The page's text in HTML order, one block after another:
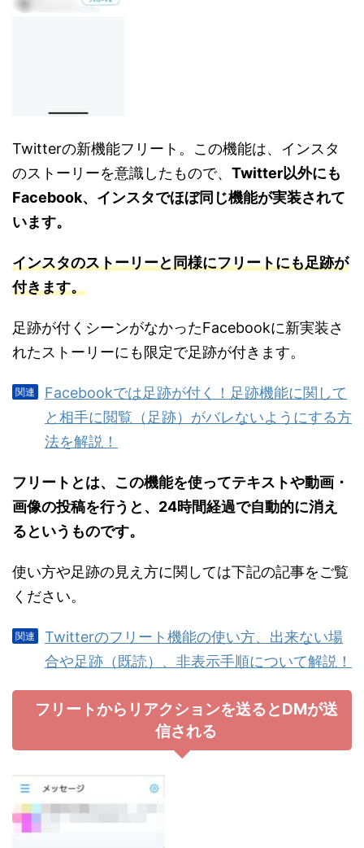
Twitterの新機能フリート。この機能は、インスタ
のストーリーを意識したもので、 Twitter以外にも
Facebook、インスタでほぼ同じ機能が実装されて
います。
インスタのストーリーと同様にフリートにも足跡が
付きます。
足跡が付くシーンがなかったFacebookに新実装さ
れたストーリーにも限定で足跡が付きます。
Facebookでは足跡が付く！足跡機能に関して
と相手に閲覧（足跡）がバレないようにする方
法を解説！
フリートとは、この機能を使ってテキストや動画・
画像の投稿を行うと、24時間経過で自動的に消え
るというものです。
使い方や足跡の見え方に関しては下記の記事をご覧
ください。
Twitterのフリート機能の使い方、出来ない場
合や足跡（既読）、非表示手順について解説！
フリートからリアクションを送るとDMが送
信される